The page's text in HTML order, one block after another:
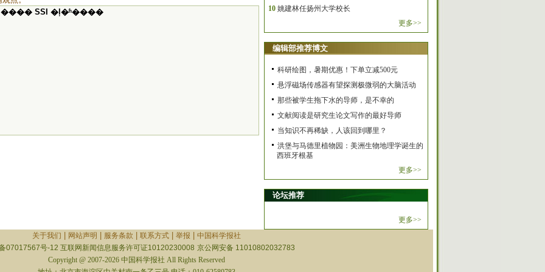
���� SSI �ļ�ʱ����
10 姚建林任扬州大学校长
更多>>
编辑部推荐博文
科研绘图，暑期优惠！下单立减500元
悬浮磁场传感器有望探测极微弱的大脑活动
那些被学生拖下水的导师，是不幸的
文献阅读是研究生论文写作的最好导师
当知识不再稀缺，人该回到哪里？
洪堡与马德里植物园：美洲生物地理学诞生的
西班牙根基
更多>>
论坛推荐
更多>>
关于我们
网站声明 服务条款 联系方式| 举报
中国科学报社
07017567号-12 互联网新闻信息服务许可证10120230008 京公网安备 11010802032783
Copyright @ 2007-2026 中国科学报社 All Rights Reserved